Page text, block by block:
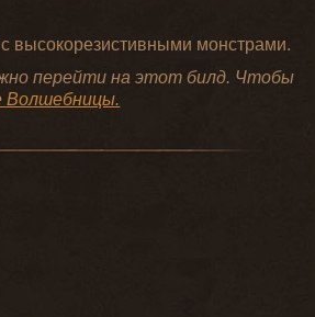
высокорезистивными монстрами.
перейти на этот билд. Чтобы
Волшебницы.